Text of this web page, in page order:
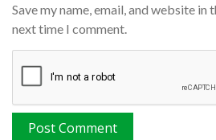
Save my name, email, and website
next time I comment.